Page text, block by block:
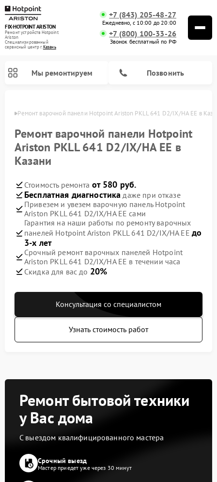
FIX-HOTPOINT ARISTON
Ремонт устройств Hotpoint
Ariston
Специализированный
cервисный центр г.Казань
+7 (843) 205-48-27
Ежедневно, с 10:00 до 20:00
+7 (800) 100-33-26
Звонок бесплатный по РФ
Мы ремонтируем Позвонить
Ремонт варочной панели Hotpoint Ariston PKLL 641 D2/IX/HA EE в
Ремонт варочной панели Hotpoint
Ariston PKLL 641 D2/IX/HA EE в
Казани
Стоимость ремонта от 580 руб.
Бесплатная диагностика даже при отказе
Привезем и увезем варочную панель Hotpoint
Ariston PKLL 641 D2/IX/HA EE сами
Гарантия на наши работы по ремонту варочных
панелей Hotpoint Ariston PKLL 641 D2/IX/HA EE до
3-х лет
Срочный ремонт варочных панелей Hotpoint
Ariston PKLL 641 D2/IX/HA EE в течении часа
Скидка для вас до 20%
Консультация со специалистом
Узнать стоимость работ
Ремонт бытовой техники
у Вас дома
С выездом квалифицированного мастера
Срочный выезд
Мастер приедет уже через 30 минут